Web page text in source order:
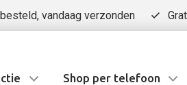
vandaag verzonden
Shop per telefoon